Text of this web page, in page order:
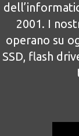
2001. I
operano su
SSD, flash